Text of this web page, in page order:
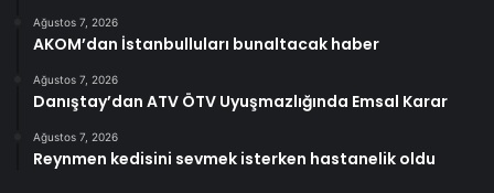
Ağustos 7, 2026
AKOM’dan İstanbulluları bunaltacak haber
Ağustos 7, 2026
Danıştay’dan ATV ÖTV Uyuşmazlığında Emsal Karar
Ağustos 7, 2026
Reynmen kedisini sevmek isterken hastanelik oldu